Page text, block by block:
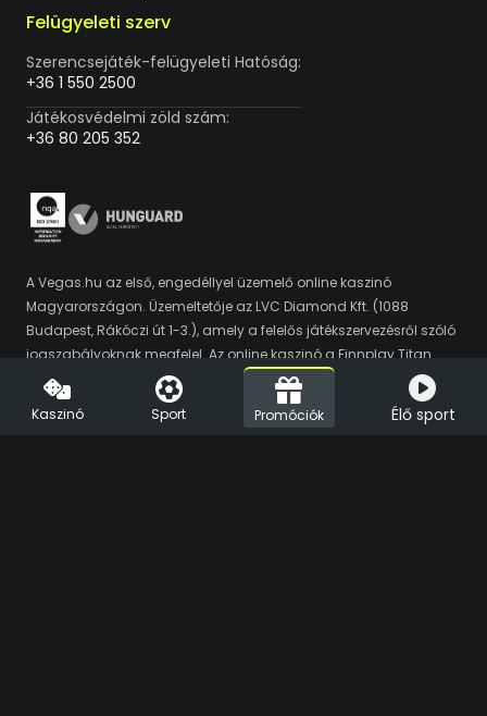
Felügyeleti szerv
Szerencsejáték-felügyeleti Hatóság:
+36 1 550 2500
Játékosvédelmi zöld szám:
+36 80 205 352
A Vegas.hu az első, engedéllyel üzemelő online kaszinó
Magyarországon. Üzemeltetője az LVC Diamond Kft. (1088
Budapest, Rákóczi út 1-3.), amely a felelős játékszervezésről szóló
jogszabályoknak megfelel. Az online kaszinó a Finnplay Titan
platformját használja, amelyet a hivatalos auditálási folyamat
során a HUNGUARD Kft. online szerencsejátékokkal kapcsolatos
tranzakciók tekintetében biztonságosnak és a jogszabályi
Kaszinó Sport Promóciók Élő sport